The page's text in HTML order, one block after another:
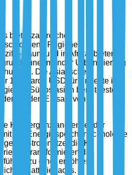
bietet zahlreiche
Regionen,
Raum und in Afrika, bieten
zunehmender Urbanisierung
Die Asiatische
1 Milliarde USD für Projekte im
in Südostasien bereitgestellt,
für den Einsatz von
Konvergenz angrenzender
der Energiespeichertechnologie
Stromnetze, die KI-
transformieren das
zu einer erhöhten
Batteriepacks.